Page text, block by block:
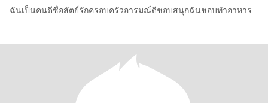
ฉันเป็นคนดีซื่อสัตย์รักครอบครัวอารมณ์ดีชอบสนุกฉันชอบทำอาหาร